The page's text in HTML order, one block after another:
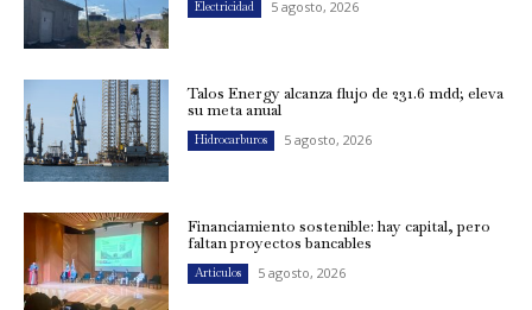
Electricidad 5 agosto, 2026
Talos Energy alcanza flujo de 231.6 mdd; eleva
su meta anual
Hidrocarburos 5 agosto, 2026
Financiamiento sostenible: hay capital, pero
faltan proyectos bancables
Artículos 5 agosto, 2026